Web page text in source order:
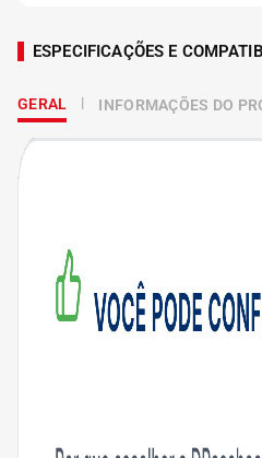
ESPECIFICAÇÕES E
GERAL INFORMAÇÕES DO